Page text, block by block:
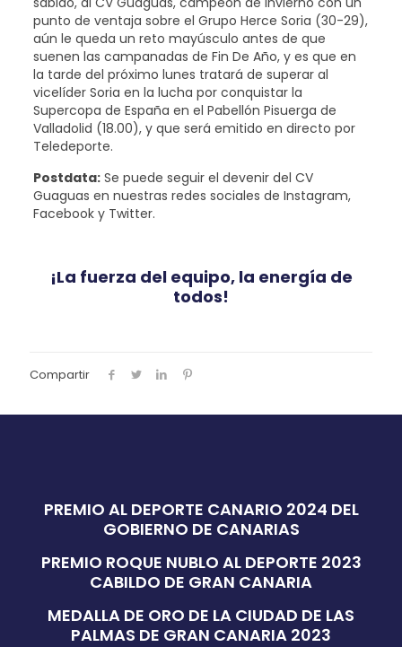
punto de ventaja sobre el Grupo Herce Soria (30-29),
aún le queda un reto mayúsculo antes de que
suenen las campanadas de Fin De Año, y es que en
la tarde del próximo lunes tratará de superar al
vicelíder Soria en la lucha por conquistar la
Supercopa de España en el Pabellón Pisuerga de
Valladolid (18.00), y que será emitido en directo por
Teledeporte.
Postdata:Se puede seguir el devenir del CV
Guaguas en nuestras redes sociales de Instagram,
Facebook y Twitter.
¡La fuerza del equipo, la energía de
todos!
Compartir
PREMIO AL DEPORTE CANARIO 2024 DEL
GOBIERNO DE CANARIAS
PREMIO ROQUE NUBLO AL DEPORTE 2023
CABILDO DE GRAN CANARIA
MEDALLA DE ORO DE LA CIUDAD DE LAS
PALMAS DE GRAN CANARIA 2023